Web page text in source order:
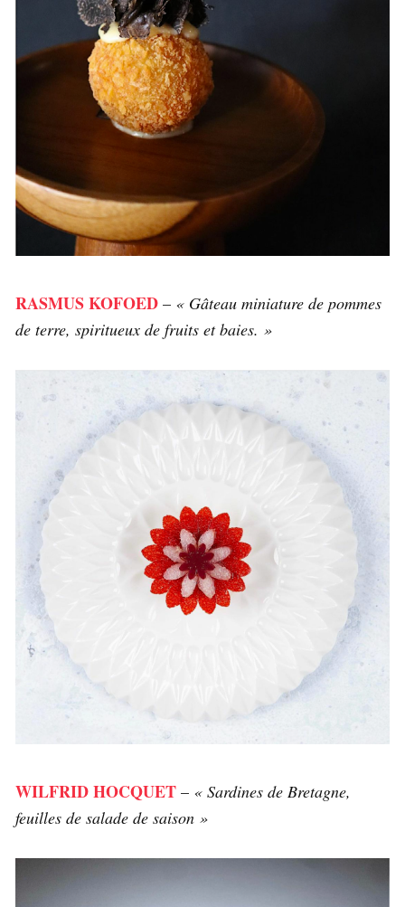
RASMUS KOFOED – « Gâteau miniature de pommes
de terre, spiritueux de fruits et baies. »
WILFRID HOCQUET – « Sardines de Bretagne,
feuilles de salade de saison »